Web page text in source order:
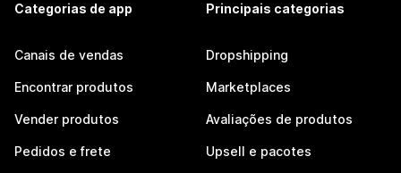
Categorias de app
Canais de vendas
Encontrar produtos
Vender produtos
Pedidos e frete
Principais categorias
Dropshipping
Marketplaces
Avaliações de produtos
Upsell e pacotes